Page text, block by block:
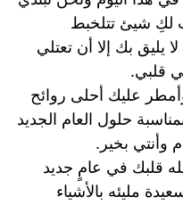
لكِ شيئ تتلخبط
يليق بك إلا أن تعتلي
قلبي.
عليك أحلى روائح
حلول العام الجديد
وأنتي بخير.
قلبك في عامٍ جديد
مليئه بالأشياء